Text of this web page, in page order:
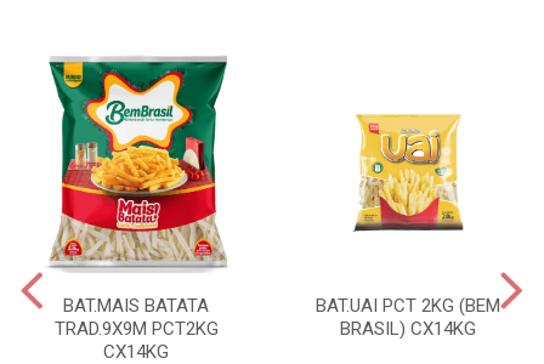
BAT.MAIS BATATA
TRAD.9X9M PCT2KG
CX14KG
BAT.UAI PCT 2KG (BEM
BRASIL) CX14KG